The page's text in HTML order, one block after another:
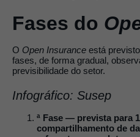
Fases do
O Open Insurance está
fases, de forma gradual,
previsibilidade do setor.
Infográfico: Susep
ª Fase — prevista para
compartilhamento de